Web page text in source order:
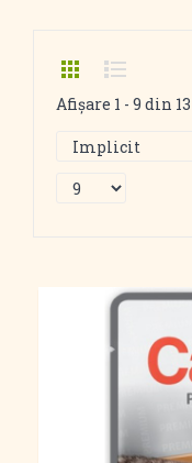
Afişare 1 - 9 din